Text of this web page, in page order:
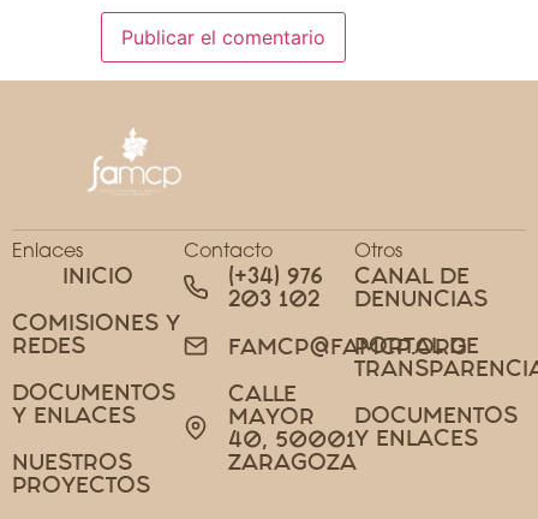
Enlaces
INICIO
COMISIONES Y
REDES
DOCUMENTOS
Y ENLACES
NUESTROS
PROYECTOS
Contacto
(+34) 976
203 102
FAMCP@FAMCP.ORG
CALLE
MAYOR
40, 50001
ZARAGOZA
Otros
CANAL DE
DENUNCIAS
PORTAL DE
DOCUMENTOS
Y ENLACES